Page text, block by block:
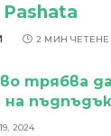
2 МИН ЧЕТЕНЕ
трябва
на
2024